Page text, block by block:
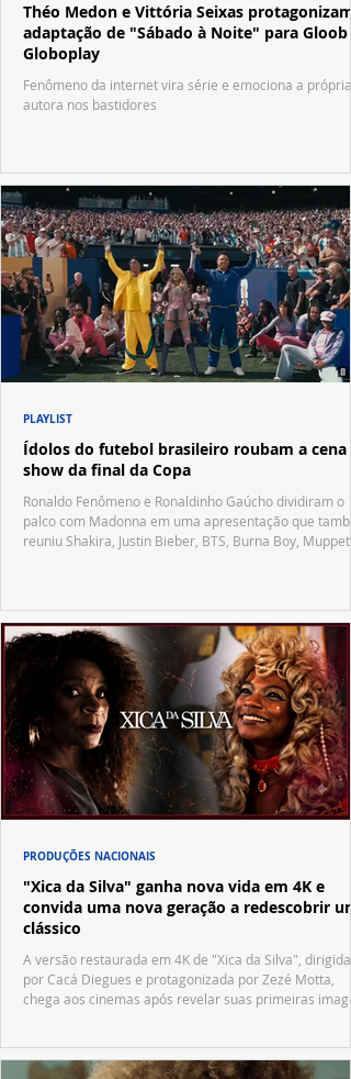
Théo Medon e Vittória Seixas protagonizam
adaptação de "Sábado à Noite" para Gloob e
Globoplay
Fenômeno da internet vira série e emociona a própria
autora nos bastidores
Ídolos do futebol brasileiro roubam a cena
show da final da Copa
Ronaldo Fenômeno e Ronaldinho Gaúcho dividiram o
palco com Madonna em uma apresentação que
reuniu Shakira, Justin Bieber, BTS, Burna Boy, Muppets,
PLAYLIST
"Xica da Silva" ganha nova vida em 4K e
convida uma nova geração a redescobrir um
clássico
A versão restaurada em 4K de "Xica da Silva", dirigida
por Cacá Diegues e protagonizada por Zezé Motta,
chega aos cinemas após revelar suas primeiras
PRODUÇÕES NACIONAIS